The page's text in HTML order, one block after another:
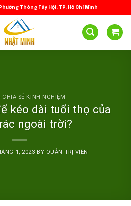
Thông Tây Hội, TP. Hồ Chí Minh
SẺ KINH NGHIỆM
kéo dài tuổi thọ của
ngoài trời?
1, 2023 BY QUẢN TRỊ VIÊN